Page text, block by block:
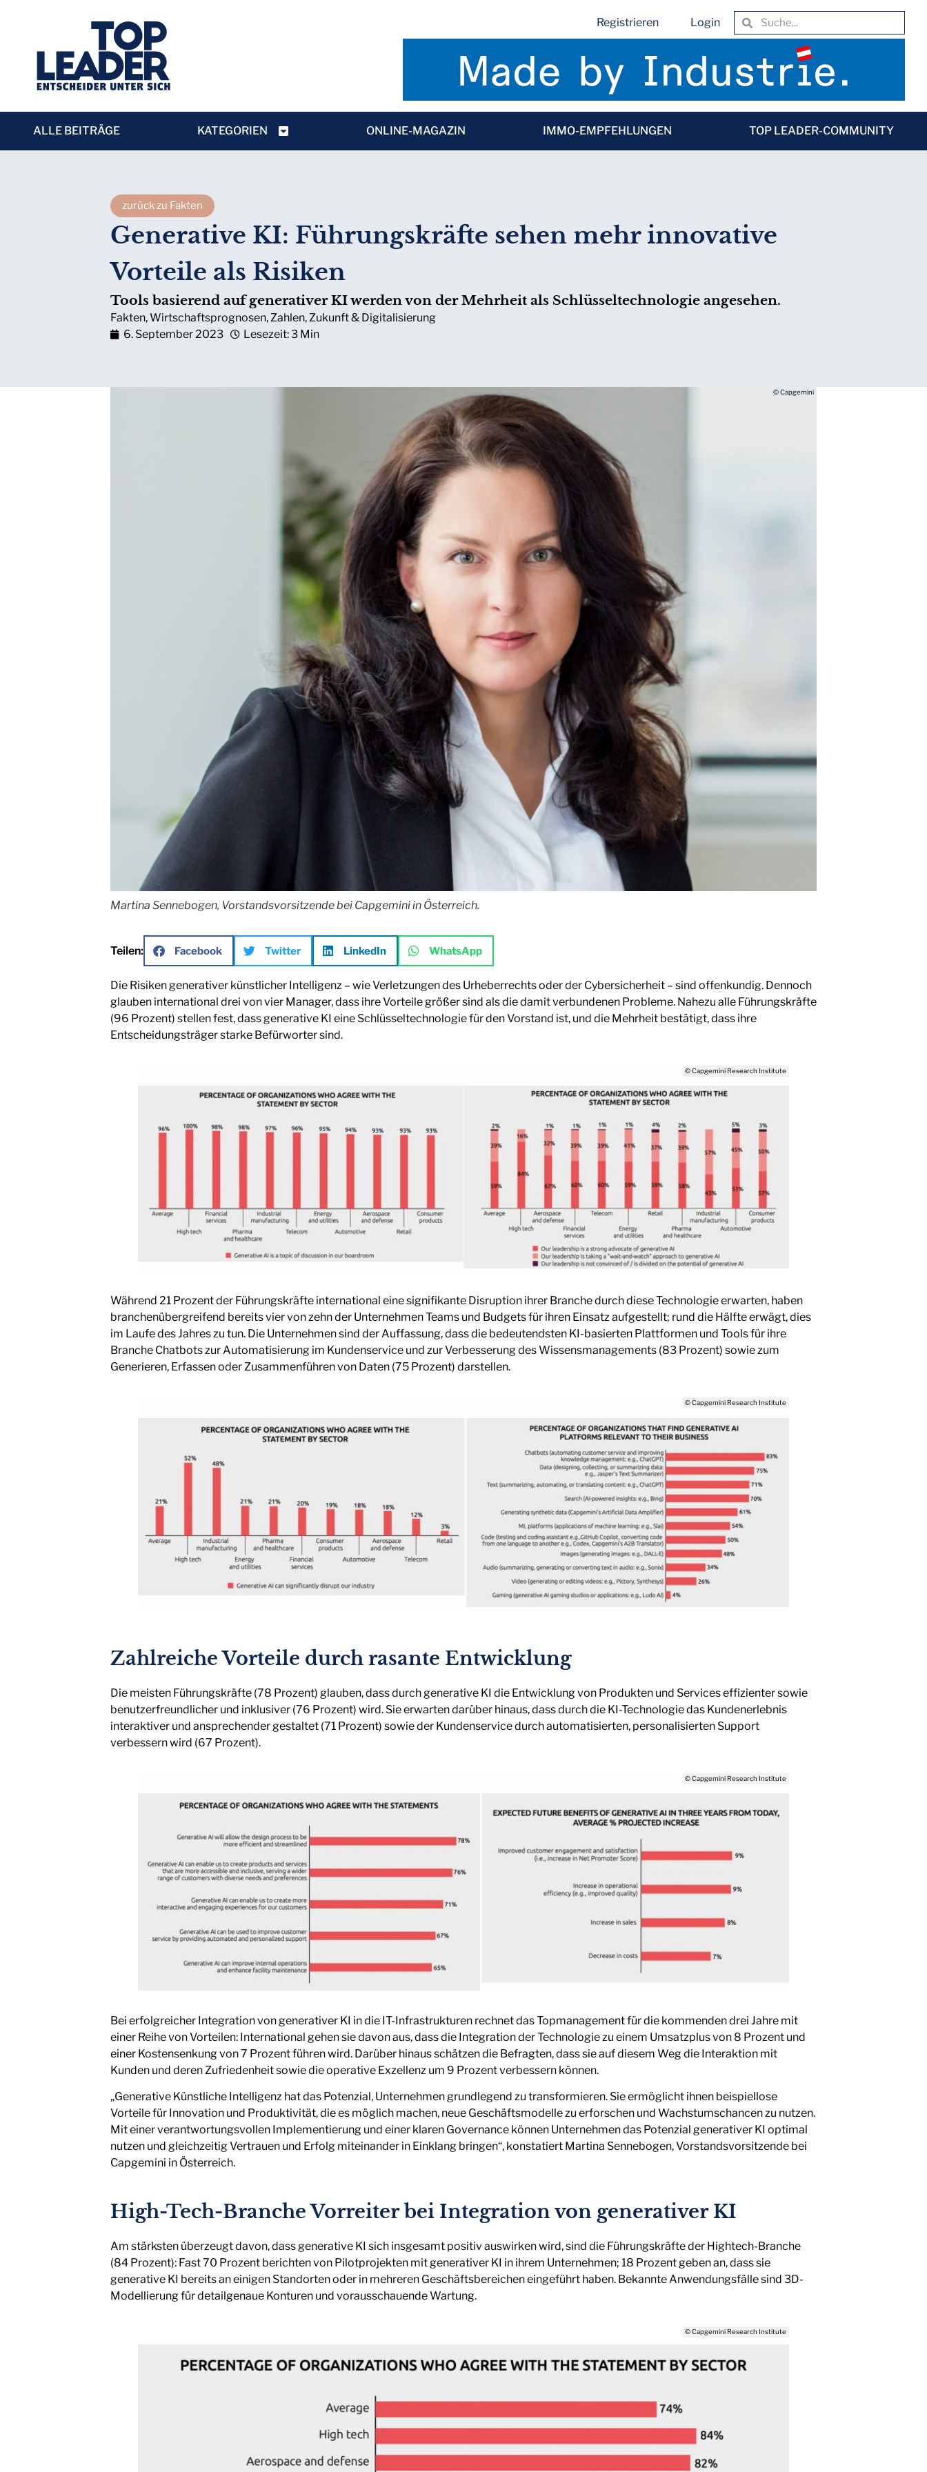
Registrieren Login
ALLE BEITRÄGE KATEGORIEN ONLINE-MAGAZIN IMMO-EMPFEHLUNGEN TOP LEADER-COMMUNITY
zurück zu Fakten
Generative KI: Führungskräfte sehen mehr innovative
Vorteile als Risiken
Tools basierend auf generativer KI werden von der Mehrheit als Schlüsseltechnologie angesehen.
Fakten,Wirtschaftsprognosen,Zahlen,Zukunft & Digitalisierung
6. September 2023
Lesezeit: 3 Min
© Capgemini
Martina Sennebogen, Vorstandsvorsitzende bei Capgemini in Österreich.
Teilen: Facebook Twitter LinkedIn WhatsApp
Die Risiken generativer künstlicher Intelligenz – wie Verletzungen des Urheberrechts oder der Cybersicherheit – sind offenkundig. Dennoch
glauben international drei von vier Manager, dass ihre Vorteile größer sind als die damit verbundenen Probleme. Nahezu alle Führungskräfte
(96 Prozent) stellen fest, dass generative KI eine Schlüsseltechnologie für den Vorstand ist, und die Mehrheit bestätigt, dass ihre
Entscheidungsträger starke Befürworter sind.
© Capgemini Research Institute
Während 21 Prozent der Führungskräfte international eine signifikante Disruption ihrer Branche durch diese Technologie erwarten, haben
branchenübergreifend bereits vier von zehn der Unternehmen Teams und Budgets für ihren Einsatz aufgestellt; rund die Hälfte erwägt, dies
im Laufe des Jahres zu tun. Die Unternehmen sind der Auffassung, dass die bedeutendsten KI-basierten Plattformen und Tools für ihre
Branche Chatbots zur Automatisierung im Kundenservice und zur Verbesserung des Wissensmanagements (83 Prozent) sowie zum
Generieren, Erfassen oder Zusammenführen von Daten (75 Prozent) darstellen.
© Capgemini Research Institute
Zahlreiche Vorteile durch rasante Entwicklung
Die meisten Führungskräfte (78 Prozent) glauben, dass durch generative KI die Entwicklung von Produkten und Services effizienter sowie
benutzerfreundlicher und inklusiver (76 Prozent) wird. Sie erwarten darüber hinaus, dass durch die KI-Technologie das Kundenerlebnis
interaktiver und ansprechender gestaltet (71 Prozent) sowie der Kundenservice durch automatisierten, personalisierten Support
verbessern wird (67 Prozent).
© Capgemini Research Institute
Bei erfolgreicher Integration von generativer KI in die IT-Infrastrukturen rechnet das Topmanagement für die kommenden drei Jahre mit
einer Reihe von Vorteilen: International gehen sie davon aus, dass die Integration der Technologie zu einem Umsatzplus von 8 Prozent und
einer Kostensenkung von 7 Prozent führen wird. Darüber hinaus schätzen die Befragten, dass sie auf diesem Weg die Interaktion mit
Kunden und deren Zufriedenheit sowie die operative Exzellenz um 9 Prozent verbessern können.
„Generative Künstliche Intelligenz hat das Potenzial, Unternehmen grundlegend zu transformieren. Sie ermöglicht ihnen beispiellose
Vorteile für Innovation und Produktivität, die es möglich machen, neue Geschäftsmodelle zu erforschen und Wachstumschancen zu nutzen.
Mit einer verantwortungsvollen Implementierung und einer klaren Governance können Unternehmen das Potenzial generativer KI optimal
nutzen und gleichzeitig Vertrauen und Erfolg miteinander in Einklang bringen“, konstatiert Martina Sennebogen, Vorstandsvorsitzende bei
Capgemini in Österreich.
High-Tech-Branche Vorreiter bei Integration von generativer KI
Am stärksten überzeugt davon, dass generative KI sich insgesamt positiv auswirken wird, sind die Führungskräfte der Hightech-Branche
(84 Prozent): Fast 70 Prozent berichten von Pilotprojekten mit generativer KI in ihrem Unternehmen; 18 Prozent geben an, dass sie
generative KI bereits an einigen Standorten oder in mehreren Geschäftsbereichen eingeführt haben. Bekannte Anwendungsfälle sind 3D-
Modellierung für detailgenaue Konturen und vorausschauende Wartung.
© Capgemini Research Institute